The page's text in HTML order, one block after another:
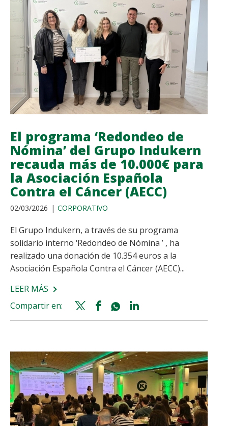
NOVEDADES
Y
REAFIRMA
SU
COMPROMISO
CON
OFICINA
FARMACIA
El programa ‘Redondeo de
Nómina’ del Grupo Indukern
recauda más de 10.000€ para
la Asociación Española
Contra el Cáncer (AECC)
02/03/2026 CORPORATIVO
El Grupo Indukern, a través de su programa
solidario interno ‘Redondeo de Nómina ’ , ha
realizado una donación de 10.354 euros a la
Asociación Española Contra el Cáncer (AECC)...
LEER MÁS SOBRE
EL
NÓMINA’
DEL
GRUPO
INDUKERN
RECAUDA
MÁS
Compartir en:
Twitter
share
Facebook
share
Whatsapp
shareshare